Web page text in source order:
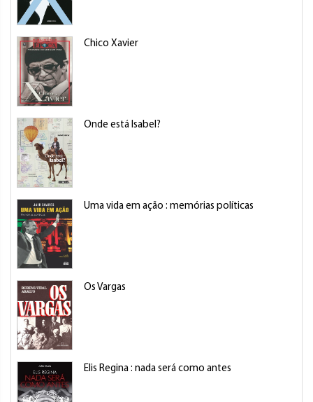
Chico Xavier
Onde está Isabel?
Uma vida em ação : memórias políticas
Os Vargas
Elis Regina : nada será como antes